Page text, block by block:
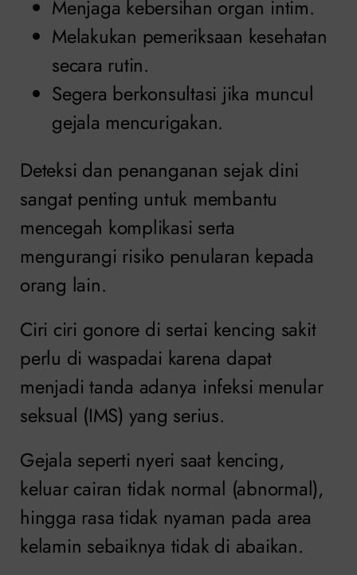
Menjaga kebersihan organ intim.
Melakukan pemeriksaan kesehatan
secara rutin.
Segera berkonsultasi jika muncul
gejala mencurigakan.
Deteksi dan penanganan sejak dini
sangat penting untuk membantu
mencegah komplikasi serta
mengurangi risiko penularan kepada
orang lain.
Ciri ciri gonore di sertai kencing sakit
perlu di waspadai karena dapat
menjadi tanda adanya infeksi menular
seksual (IMS) yang serius.
Gejala seperti nyeri saat kencing,
keluar cairan tidak normal (abnormal),
hingga rasa tidak nyaman pada area
kelamin sebaiknya tidak di abaikan.